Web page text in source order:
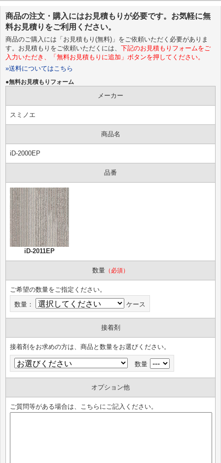
商品の注文・購入にはお見積もりが必要です。お気軽に無
料お見積りをご利用ください。
商品のご購入には「お見積もり(無料)」をご依頼いただく必要がありま
す。お見積もりをご依頼いただくには、 下記のお見積もりフォームをご
入力いただき、「無料お見積もりに追加」ボタンを押してください。
»送料についてはこちら
●無料お見積もりフォーム
メーカー
スミノエ
商品名
iD-2000EP
品番
iD-2011EP
数量 （必須）
ご希望の数量をご指定ください。
数量：
ケース
接着剤
接着剤をお求めの方は、商品と数量をお選びください。
数量
オプション他
ご質問等がある場合は、こちらにご記入ください。